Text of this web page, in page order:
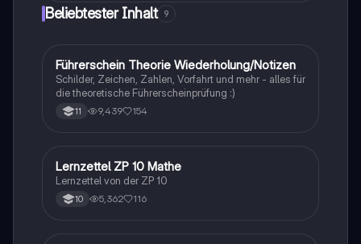
Prinzipien sowie die Reflexion sportlicher
Verständnis komplexer Bewegungsabläufe.
Beliebtester Inhalt 9
Lerntipps
Führerschein Theorie Wiederholung/Notizen
Schilder, Zeichen, Zahlen, Vorfahrt und mehr - alles für
die theoretische Führerscheinprüfung :)
11 9,439 154
Mathe
Lernzettel ZP 10 Mathe
Lernzettel von der ZP 10
10 5,362 116